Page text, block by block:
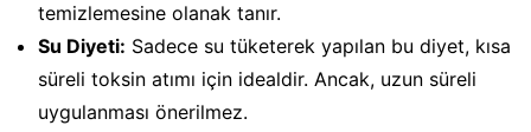
temizlemesine olanak tanır.
Su Diyeti: Sadece su tüketerek yapılan bu diyet, kısa
süreli toksin atımı için idealdir. Ancak, uzun süreli
uygulanması önerilmez.